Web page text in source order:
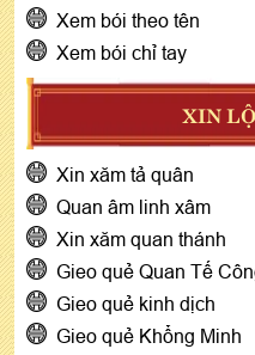
Xem bói theo tên
Xem bói chỉ tay
XIN
Xin xăm tả quân
Quan âm linh xâm
Xin xăm quan thánh
Gieo quẻ Quan Tế
Gieo quẻ kinh dịch
Gieo quẻ Khổng Minh